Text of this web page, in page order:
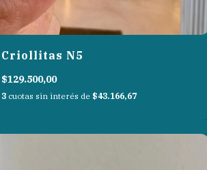
Criollitas N5
$129.500,00
3 cuotas sin interés de $43.166,67